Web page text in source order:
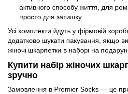
активного способу життя, для
просто для затишку.
Усі комплекти йдуть у фірмовій
додатково шукати пакування, якщо
жіночі шкарпетки в наборі на
Купити набір жіночих
зручно
Замовлення в Premier Socks — це